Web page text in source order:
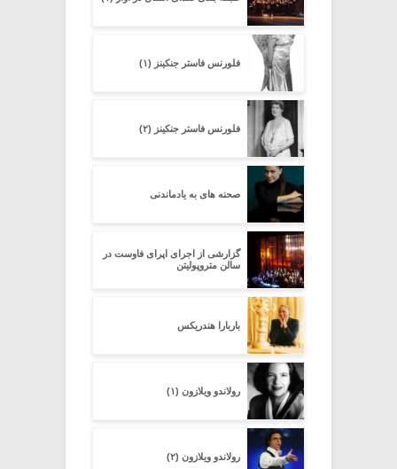
فلورنس فاستر جنکینز (۱)
فلورنس فاستر جنکینز (۲)
صحنه هاى به یادماندنى
گزارشى از اجراى اپراى فاوست در
سالن متروپولیتن
باربارا هندریکس
رولاندو ویلازون (۱)
رولاندو ویلازون (۲)